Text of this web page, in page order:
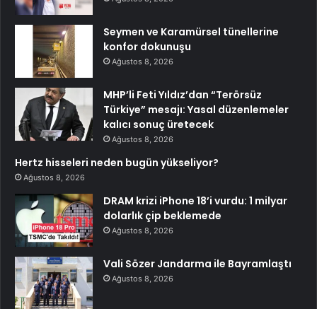
Seymen ve Karamürsel tünellerine
konfor dokunuşu
Ağustos 8, 2026
MHP’li Feti Yıldız’dan “Terörsüz
Türkiye” mesajı: Yasal düzenlemeler
kalıcı sonuç üretecek
Ağustos 8, 2026
Hertz hisseleri neden bugün yükseliyor?
Ağustos 8, 2026
DRAM krizi iPhone 18’i vurdu: 1 milyar
dolarlık çip beklemede
Ağustos 8, 2026
Vali Sözer Jandarma ile Bayramlaştı
Ağustos 8, 2026